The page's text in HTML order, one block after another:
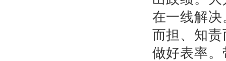
在一线解
而担、知
做好表率